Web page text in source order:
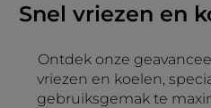
Snel vriezen en
Ontdek onze
vriezen en koelen,
gebruiksgemak te